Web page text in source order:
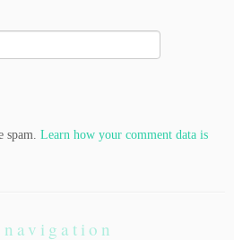
spam. Learn how your comment data is